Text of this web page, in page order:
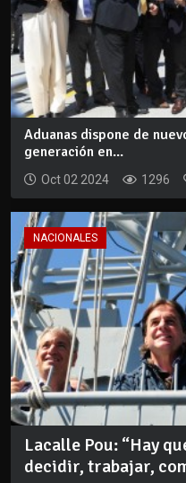
Aduanas dispone de
generación en...
Oct 02 2024 1296
NACIONALES
Lacalle Pou: “Hay
decidir, trabajar,